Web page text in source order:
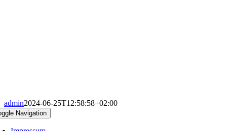
admin2024-06-25T12:58:58+02:00
Navigation